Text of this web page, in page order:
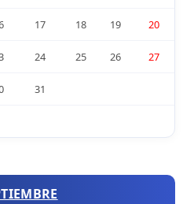
17 18 19 20
24 25 26 27
31